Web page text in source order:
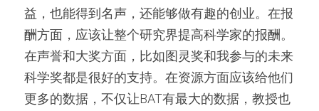
益，也能得到名声，还能够做有趣的创业。在报
酬方面，应该让整个研究界提高科学家的报酬。
在声誉和大奖方面，比如图灵奖和我参与的未来
科学奖都是很好的支持。在资源方面应该给他们
更多的数据，不仅让BAT有最大的数据，教授也